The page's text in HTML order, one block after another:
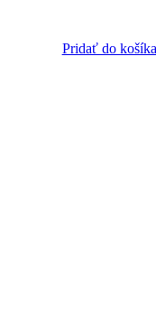
Pridať do košíka